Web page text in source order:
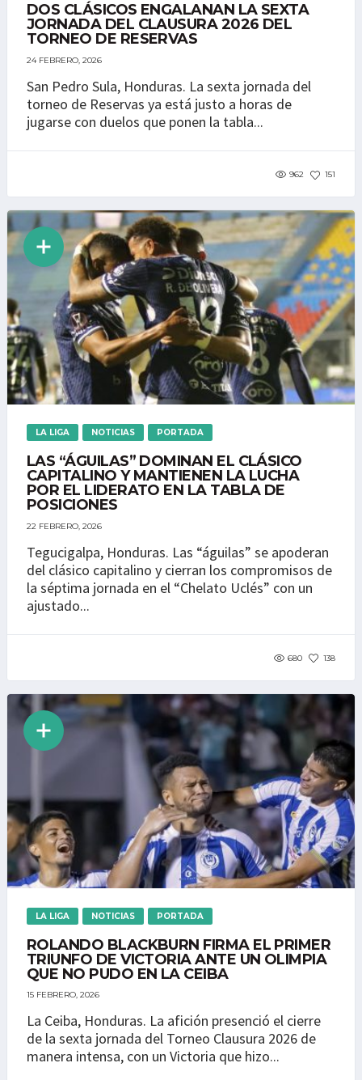
DOS CLÁSICOS ENGALANAN LA SEXTA
JORNADA DEL CLAUSURA 2026 DEL
TORNEO DE RESERVAS
24 FEBRERO, 2026
San Pedro Sula, Honduras. La sexta jornada del
torneo de Reservas ya está justo a horas de
jugarse con duelos que ponen la tabla...
962 151
LA LIGA NOTICIAS PORTADA
LAS “ÁGUILAS” DOMINAN EL CLÁSICO
CAPITALINO Y MANTIENEN LA LUCHA
POR EL LIDERATO EN LA TABLA DE
POSICIONES
22 FEBRERO, 2026
Tegucigalpa, Honduras. Las “águilas” se apoderan
del clásico capitalino y cierran los compromisos de
la séptima jornada en el “Chelato Uclés” con un
ajustado...
680 138
LA LIGA NOTICIAS PORTADA
ROLANDO BLACKBURN FIRMA EL PRIMER
TRIUNFO DE VICTORIA ANTE UN OLIMPIA
QUE NO PUDO EN LA CEIBA
15 FEBRERO, 2026
La Ceiba, Honduras. La afición presenció el cierre
de la sexta jornada del Torneo Clausura 2026 de
manera intensa, con un Victoria que hizo...